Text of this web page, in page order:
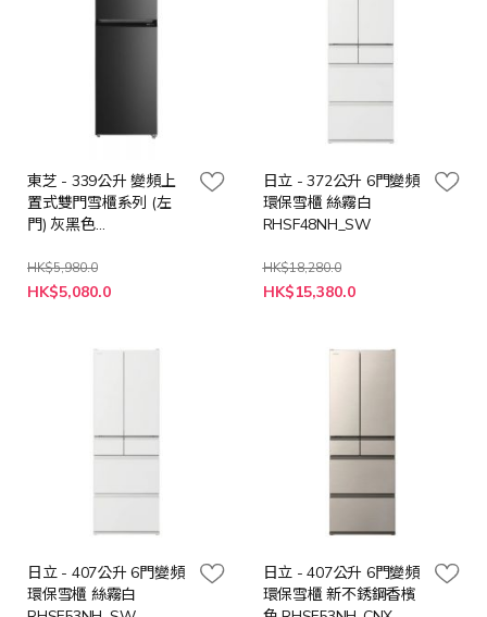
東芝 - 339公升 變頻上
置式雙門雪櫃系列 (左
門) 灰黑色
HK$5,980.0
特
殊
HK$5,080.0
日立 - 372公升 6門變頻
環保雪櫃 絲霧白
RHSF48NH_SW
HK$18,280.0
特
殊
HK$15,380.0
日立 - 407公升 6門變頻
環保雪櫃 絲霧白
日立 - 407公升 6門變頻
環保雪櫃 新不銹鋼香檳